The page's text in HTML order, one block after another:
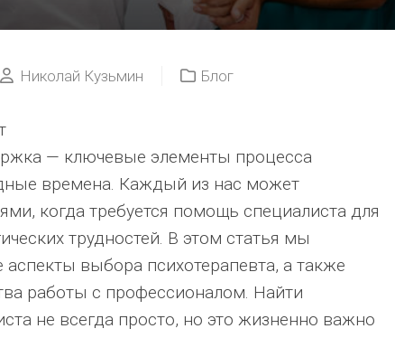
МЕТОДЫ
Николай Кузьмин Блог
— ключевые элементы процесса
времена. Каждый из нас может
когда требуется помощь специалиста для
трудностей. В этом статья мы
выбора психотерапевта, а также
работы с профессионалом. Найти
не всегда просто, но это жизненно важно